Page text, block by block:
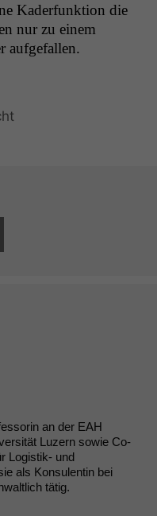
Kader­funk­tion die
nur zu einem
aufgefallen.
an der EAH
Luzern sowie Co-
Logistik- und
als Konsulentin bei
tätig.